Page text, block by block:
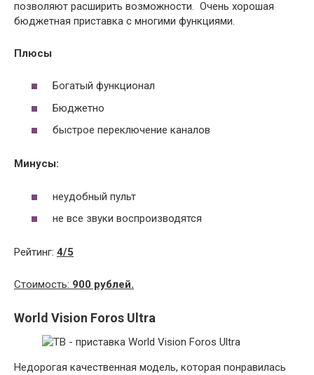
позволяют расширить возможности. Очень хорошая
бюджетная приставка с многими функциями.
Плюсы
Богатый функционал
Бюджетно
быстрое переключение каналов
Минусы:
неудобный пульт
не все звуки воспроизводятся
Рейтинг: 4/5
Стоимость: 900 рублей.
World Vision Foros Ultra
Недорогая качественная модель, которая понравилась